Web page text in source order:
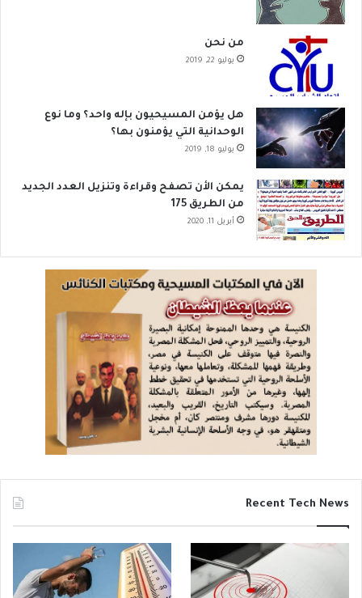
من نحن
يوليو 22, 2019
هل يؤمن المسيحيون بإله واحد؟ وما نوع
الوحدانية التي يؤمنون بها؟
يوليو 18, 2019
يمكن الأن تصفح وقراءة وتنزيل العدد الجديد
من الطريق 175
أبريل 11, 2020
Recent Tech News